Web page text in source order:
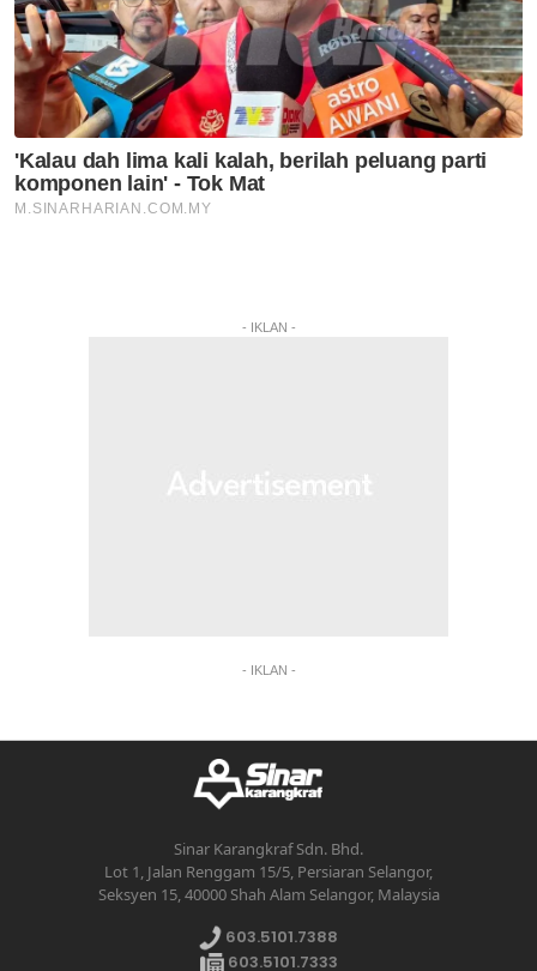
- IKLAN -
- IKLAN -
Sinar Karangkraf Sdn. Bhd.
Lot 1, Jalan Renggam 15/5, Persiaran Selangor,
Seksyen 15, 40000 Shah Alam Selangor, Malaysia
603.5101.7388
603.5101.7333